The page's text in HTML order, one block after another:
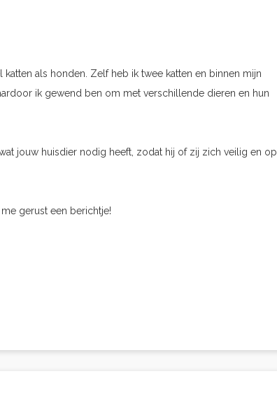
als honden. Zelf heb ik twee katten en binnen mijn
ik gewend ben om met verschillende dieren en hun
jouw huisdier nodig heeft, zodat hij of zij zich veilig en op
gerust een berichtje!